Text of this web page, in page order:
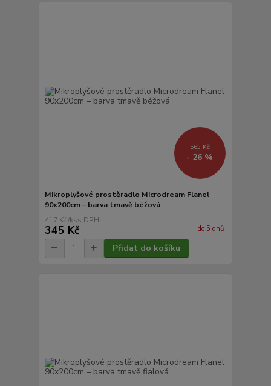
563 Kč
- 26 %
Mikroplyšové prostěradlo Microdream Flanel
90x200cm – barva tmavě béžová
417 Kč/ks
345 Kč do 5 dnů
Přidat do košíku